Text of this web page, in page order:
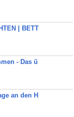
| BETT
- Das ü
an den H